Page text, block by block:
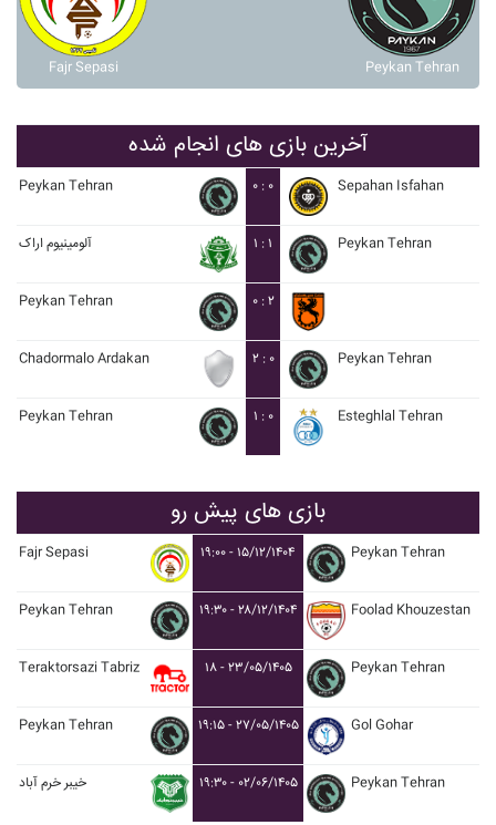
Fajr Sepasi Peykan Tehran
آخرین بازی های انجام شده
Peykan Tehran ۰ : ۰ Sepahan Isfahan
آلومينيوم اراک ۱ : ۱ Peykan Tehran
Peykan Tehran ۰ : ۲
Chadormalo Ardakan ۲ : ۰ Peykan Tehran
Peykan Tehran ۱ : ۰ Esteghlal Tehran
بازی های پیش رو
Fajr Sepasi ۱۹:۰۰ - ۱۵/۱۲/۱۴۰۴ Peykan Tehran
Peykan Tehran ۱۹:۳۰ - ۲۸/۱۲/۱۴۰۴ Foolad Khouzestan
Teraktorsazi Tabriz ۱۸ - ۲۳/۰۵/۱۴۰۵ Peykan Tehran
Peykan Tehran ۱۹:۱۵ - ۲۷/۰۵/۱۴۰۵ Gol Gohar
خيبر خرم آباد ۱۹:۳۰ - ۰۲/۰۶/۱۴۰۵ Peykan Tehran